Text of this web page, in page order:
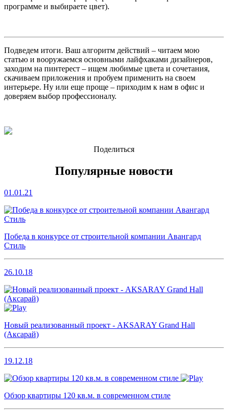
программе и выбираете цвет).
Подведем итоги. Ваш алгоритм действий – читаем мою
статью и вооружаемся основными лайфхаками дизайнеров,
заходим на пинтерест – ищем любимые цвета и сочетания,
скачиваем приложения и пробуем применить на своем
интерьере. Ну или еще проще – приходим к нам в офис и
доверяем выбор профессионалу.
Поделиться
Популярные новости
01.01.21
Победа в конкурсе от строительной компании Авангард
Стиль
26.10.18
Новый реализованный проект - AKSARAY Grand Hall
(Аксарай)
19.12.18
Обзор квартиры 120 кв.м. в современном стиле